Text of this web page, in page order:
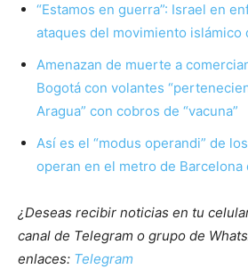
“Estamos en guerra”: Israel en
ataques del movimiento islámico
Amenazan de muerte a
Bogotá con volantes
Aragua” con cobros de “vacuna”
Así es el “modus operandi” de
operan en el metro de Barcelona
¿Deseas recibir noticias en tu
canal de Telegram o grupo de
enlaces: Telegram